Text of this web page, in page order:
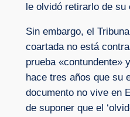
le olvidó retirarlo de su
Sin embargo, el
coartada no está
prueba «contundente»
hace tres años que su
documento no vive en
de suponer que el